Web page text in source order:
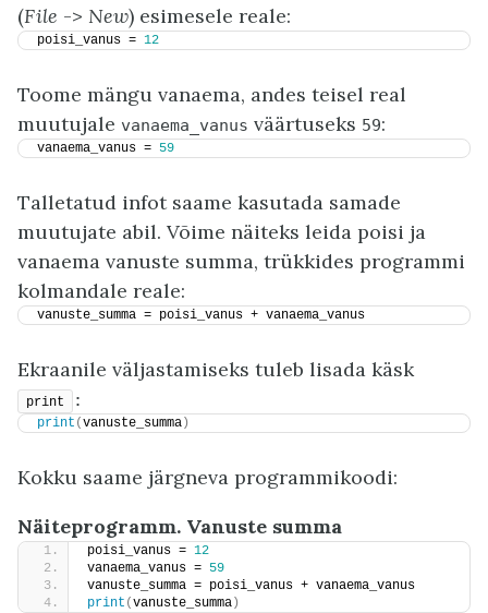
(File -> New) esimesele reale:
poisi_vanus = 12
Toome mängu vanaema, andes teisel real
muutujale vanaema_vanus väärtuseks 59:
vanaema_vanus = 59
Talletatud infot saame kasutada samade
muutujate abil. Võime näiteks leida poisi ja
vanaema vanuste summa, trükkides programmi
kolmandale reale:
vanuste_summa = poisi_vanus + vanaema_vanus
Ekraanile väljastamiseks tuleb lisada käsk
print :
print (vanuste_summa )
Kokku saame järgneva programmikoodi:
Näiteprogramm. Vanuste summa
poisi_vanus = 12
vanaema_vanus = 59
vanuste_summa = poisi_vanus + vanaema_vanus
print (vanuste_summa )